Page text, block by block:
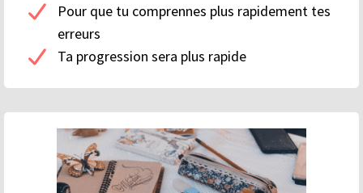
Pour que tu comprennes plus rapidement tes
erreurs
Ta progression sera plus rapide